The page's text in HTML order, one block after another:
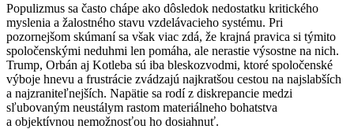
Populizmus sa často chápe ako dôsledok nedostatku kritického
myslenia a žalostného stavu vzdelávacieho systému. Pri
pozornejšom skúmaní sa však viac zdá, že krajná pravica si týmito
spoločenskými neduhmi len pomáha, ale nerastie výsostne na nich.
Trump, Orbán aj Kotleba sú iba bleskozvodmi, ktoré spoločenské
výboje hnevu a frustrácie zvádzajú najkratšou cestou na najslabších
a najzraniteľnejších. Napätie sa rodí z diskrepancie medzi
sľubovaným neustálym rastom materiálneho bohatstva
a objektívnou nemožnosťou ho dosiahnuť.